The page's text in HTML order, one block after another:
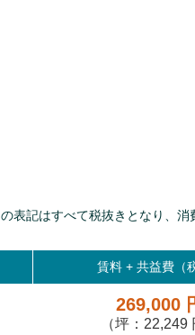
表記はすべて税抜きとなり、消
賃料 +共益費（
269,000
（坪：22,249